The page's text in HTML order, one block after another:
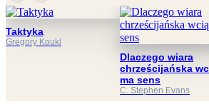
Taktyka
Gregory Koukl
Dlaczego wiara
chrześcijańska
ma sens
C. Stephen Evans